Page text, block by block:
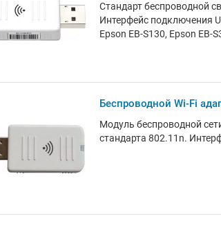
Стандарт беспроводной
Интерфейс подключения
Epson EB-S130, Epson EB-
и кабелей.
Беспроводной Wi-Fi
Модуль беспроводной
стандарта 802.11n.